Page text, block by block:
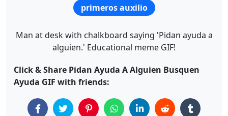
primeros auxilio
Man at desk with chalkboard saying 'Pidan ayuda a
alguien.' Educational meme GIF!
Click & Share Pidan Ayuda A Alguien Busquen
Ayuda GIF with friends: